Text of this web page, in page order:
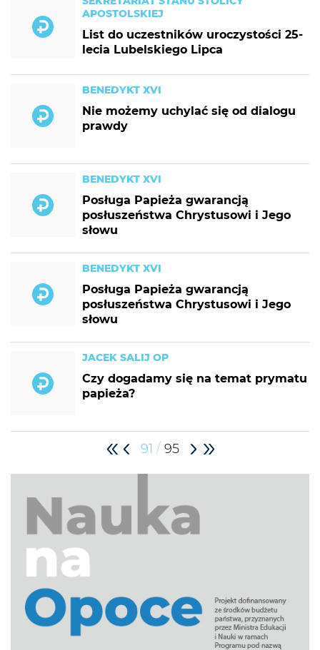
APOSTOLSKIEJ
List do uczestników uroczystości 25-
lecia Lubelskiego Lipca
BENEDYKT XVI
Nie możemy uchylać się od dialogu
prawdy
BENEDYKT XVI
Posługa Papieża gwarancją
posłuszeństwa Chrystusowi i Jego
słowu
BENEDYKT XVI
Posługa Papieża gwarancją
posłuszeństwa Chrystusowi i Jego
słowu
JACEK SALIJ OP
Czy dogadamy się na temat prymatu
papieża?
91 / 95